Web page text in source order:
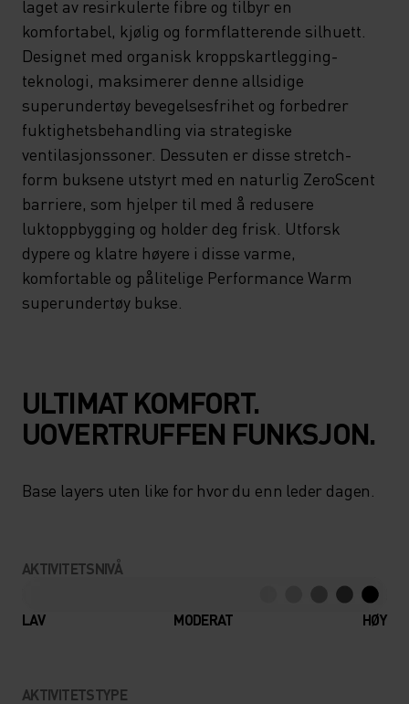
laget av resirkulerte fibre og tilbyr en
komfortabel, kjølig og formflatterende silhuett.
Designet med organisk kroppskartlegging-
teknologi, maksimerer denne allsidige
superundertøy bevegelsesfrihet og forbedrer
fuktighetsbehandling via strategiske
ventilasjonssoner. Dessuten er disse stretch-
form buksene utstyrt med en naturlig ZeroScent
barriere, som hjelper til med å redusere
luktoppbygging og holder deg frisk. Utforsk
dypere og klatre høyere i disse varme,
komfortable og pålitelige Performance Warm
superundertøy bukse.
ULTIMAT KOMFORT.
UOVERTRUFFEN FUNKSJON.
Base layers uten like for hvor du enn leder dagen.
AKTIVITETSNIVÅ
LAV MODERAT HØY
AKTIVITETSTYPE